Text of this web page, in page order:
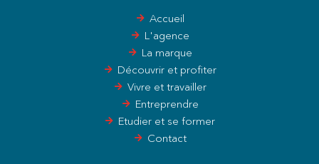
Accueil
L'agence
La marque
Découvrir et profiter
Vivre et travailler
Entreprendre
Etudier et se former
Contact